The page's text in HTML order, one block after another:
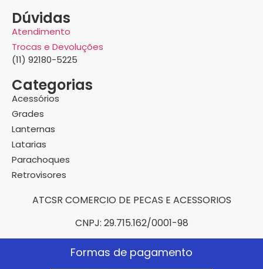
Dúvidas
Atendimento
Trocas e Devoluções
(11) 92180-5225
Categorias
Acessórios
Grades
Lanternas
Latarias
Parachoques
Retrovisores
ATCSR COMERCIO DE PECAS E ACESSORIOS
CNPJ: 29.715.162/0001-98
Formas de pagamento